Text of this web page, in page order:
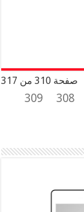
صفحة 310 من 317
308
309